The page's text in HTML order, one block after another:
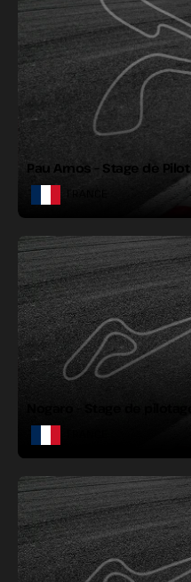
Pau Arnos – Stage de
FRANCE
LONGUEUR :
LARGEUR :
VIRAGES :
LONGUEUR :
LARGEUR :
VIRAGES :
LONGUEUR :